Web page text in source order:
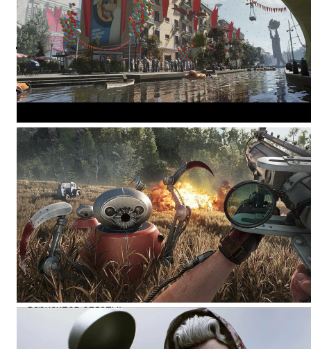
⭐️ Отзывы о нас ⭐️ Где купить
Оплата Доставка
Оплачивайте покупки удобным способом. В
интернет-магазине My Store доступно несколько
вариантов оплаты:
Наличными .
При покупке в магазине My Store